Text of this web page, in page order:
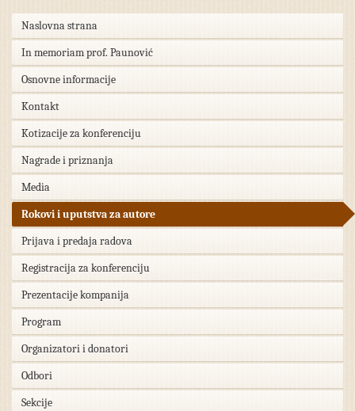
Naslovna strana
In memoriam prof. Paunović
Osnovne informacije
Kontakt
Kotizacije za konferenciju
Nagrade i priznanja
Media
Rokovi i uputstva za autore
Prijava i predaja radova
Registracija za konferenciju
Prezentacije kompanija
Program
Organizatori i donatori
Odbori
Sekcije